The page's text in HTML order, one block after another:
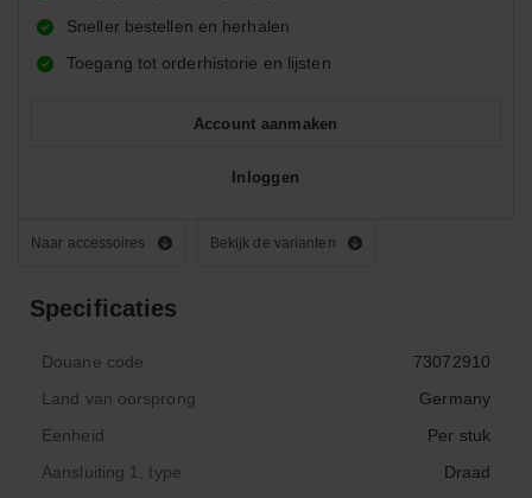
Naar accessoires Bekijk de varianten
Specificaties
Douane code
73072910
Land van oorsprong
Germany
Eenheid
Per stuk
Aansluiting 1, type
Draad
Sneller bestellen en herhalen
Toegang tot orderhistorie en lijsten
Account aanmaken
Inloggen